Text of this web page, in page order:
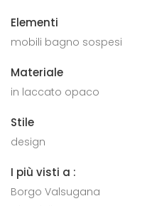
Elementi
mobili bagno sospesi
Materiale
in laccato opaco
Stile
design
I più visti a :
Borgo Valsugana